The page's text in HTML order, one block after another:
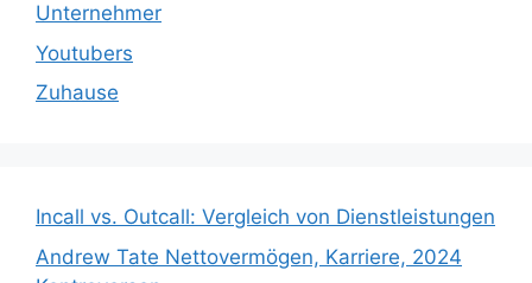
Unternehmer
Youtubers
Zuhause
Incall vs. Outcall: Vergleich von Dienstleistungen
Andrew Tate Nettovermögen, Karriere, 2024